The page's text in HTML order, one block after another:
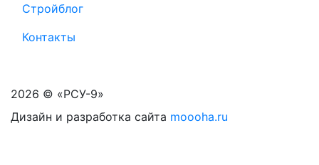
Стройблог
Контакты
2026 © «РСУ-9»
Дизайн и разработка сайта moooha.ru